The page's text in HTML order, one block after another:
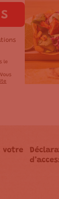
le
votre